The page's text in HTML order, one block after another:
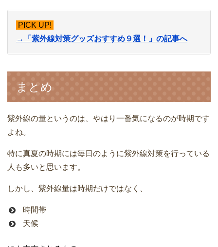
PICK UP!
→「紫外線対策グッズおすすめ９選！」の記事へ
まとめ
紫外線の量というのは、やはり一番気になるのが時期です
よね。
特に真夏の時期には毎日のように紫外線対策を行っている
人も多いと思います。
しかし、紫外線量は時期だけではなく、
時間帯
天候